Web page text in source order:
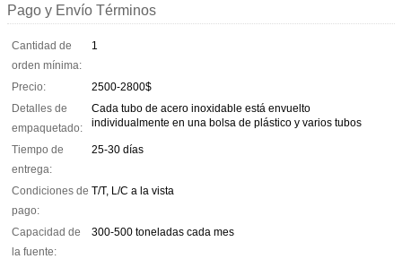
Pago y Envío Términos
Cantidad de
orden mínima:
1
Precio:
2500-2800$
Detalles de
empaquetado:
Cada tubo de acero inoxidable está envuelto
individualmente en una bolsa de plástico y varios tubos
Tiempo de
entrega:
25-30 días
Condiciones de
pago:
T/T, L/C a la vista
Capacidad de
la fuente:
300-500 toneladas cada mes